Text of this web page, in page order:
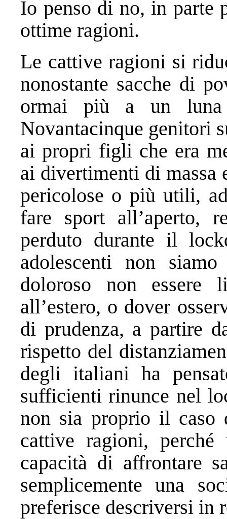
Io penso di no, in parte
ottime ragioni.
Le cattive ragioni si
nonostante sacche di
ormai più a un
Novantacinque genitori
ai propri figli che era
ai divertimenti di massa
pericolose o più utili,
fare sport all’aperto,
perduto durante il
adolescenti non
doloroso non essere
all’estero, o dover
di prudenza, a partire
rispetto del
degli italiani ha
sufficienti rinunce nel
non sia proprio il caso
cattive ragioni,
capacità di affrontare
semplicemente una
preferisce descriversi in